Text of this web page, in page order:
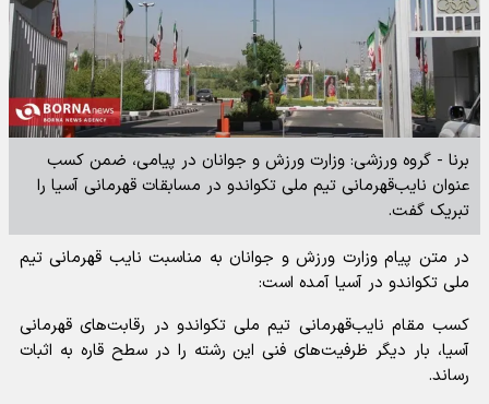
برنا - گروه ورزشی: وزارت ورزش و جوانان در پیامی، ضمن کسب
عنوان نایب‌قهرمانی تیم ملی تکواندو در مسابقات قهرمانی آسیا را
تبریک گفت.
در متن پیام وزارت ورزش و جوانان به مناسبت نایب قهرمانی تیم
ملی تکواندو در آسیا آمده است:
کسب مقام نایب‌قهرمانی تیم ملی تکواندو در رقابت‌های قهرمانی
آسیا، بار دیگر ظرفیت‌های فنی این رشته را در سطح قاره به اثبات
رساند.